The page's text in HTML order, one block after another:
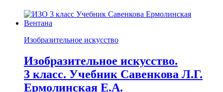
Изобразительное искусство
Изобразительное искусство.
3 класс. Учебник Савенкова Л.Г.
Ермолинская Е.А.